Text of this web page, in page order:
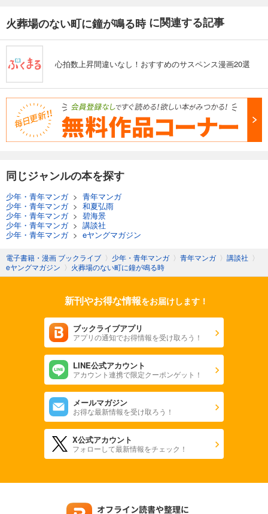
火葬場のない町に鐘が鳴る時 に関連する記事
心拍数上昇間違いなし！おすすめのサスペンス漫画20選
同じジャンルの本を探す
少年・青年マンガ> 青年マンガ
少年・青年マンガ> 和夏弘雨
少年・青年マンガ> 碧海景
少年・青年マンガ> 講談社
少年・青年マンガ> eヤングマガジン
電子書籍・漫画 ブックライブ 〉 少年・青年マンガ 〉 青年マンガ 〉 講談社 〉
eヤングマガジン 〉 火葬場のない町に鐘が鳴る時
新刊やお得な情報をお届けします！
ブックライブアプリ
アプリの通知でお得情報を受け取ろう！
LINE公式アカウント
アカウント連携で限定クーポンゲット！
メールマガジン
お得な最新情報を受け取ろう！
X公式アカウント
フォローして最新情報をチェック！